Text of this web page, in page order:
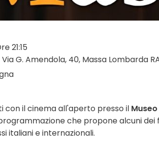
21:15
G. Amendola, 40, Massa Lombarda
con il cinema all'aperto presso il
che propone alcuni dei
italiani e internazionali.